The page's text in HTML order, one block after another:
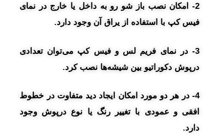
2- امکان نصب باز شو رو به داخل یا خارج در نمای
فیس کپ با استفاده از یراق آن وجود دارد.
3- در نمای فریم لس و فیس کپ می‌توان تعدادی
درپوش دکوراتیو بین شیشه‌ها نصب کرد.
4- در هر دو مورد امکان ایجاد دید متفاوت در خطوط
افقی و عمودی با تغییر رنگ یا نوع درپوش وجود
دارد.